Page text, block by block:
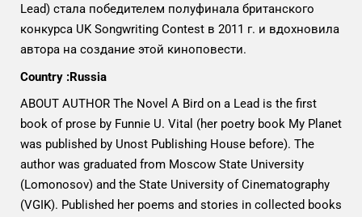
Lead) стала победителем полуфинала британского
конкурса UK Songwriting Contest в 2011 г. и вдохновила
автора на создание этой киноповести.
Country :Russia
ABOUT AUTHOR The Novel A Bird on a Lead is the first
book of prose by Funnie U. Vital (her poetry book My Planet
was published by Unost Publishing House before). The
author was graduated from Moscow State University
(Lomonosov) and the State University of Cinematography
(VGIK). Published her poems and stories in collected books